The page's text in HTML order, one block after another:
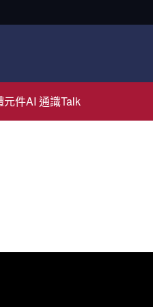
元件AI 通識Talk